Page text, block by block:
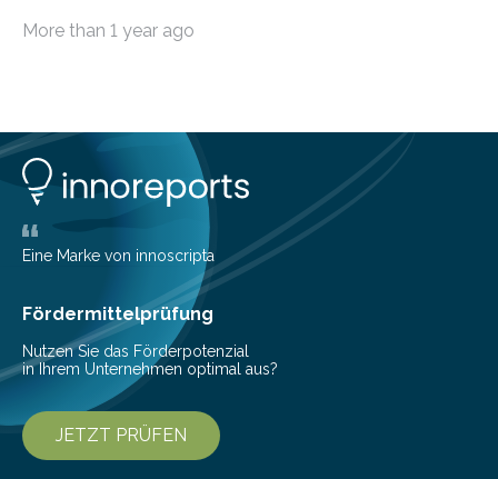
die genau das ermöglichen: Sie helfen Ihnen, Ausgaben
Lösungen interessieren. 1. Multibanking-Tools: Alle
Konten auf einen Blick Viele Banken bieten bereits in
ihrem Online-Banking eine Multibanking-Funktion an,
mit der sich Konten bei anderen Banken…
More than 1 year ago
Eine Marke von innoscripta
Fördermittelprüfung
Nutzen Sie das Förderpotenzial
in Ihrem Unternehmen optimal aus?
JETZT PRÜFEN